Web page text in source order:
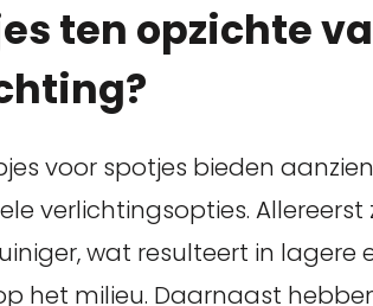
ten opzichte
voor spotjes bieden
verlichtingsopties. Allereerst
wat resulteert in lagere
het milieu. Daarnaast